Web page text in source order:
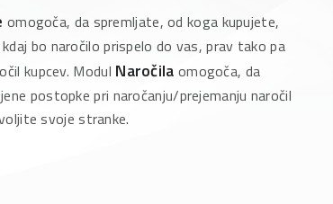
omogoča, da spremljate, od koga kupujete,
bo naročilo prispelo do vas, prav tako pa
kupcev. Modul Naročila omogoča, da
postopke pri naročanju/prejemanju naročil
svoje stranke.